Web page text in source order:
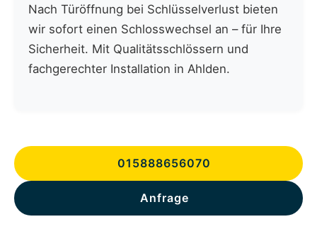
Nach Türöffnung bei Schlüsselverlust bieten
wir sofort einen Schlosswechsel an – für Ihre
Sicherheit. Mit Qualitätsschlössern und
fachgerechter Installation in Ahlden.
015888656070
Anfrage